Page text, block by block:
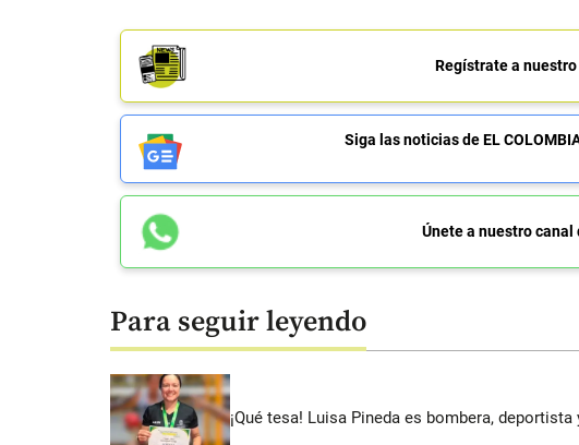
Regístrate a
Siga las noticias de EL
Únete a nuestro canal
Para seguir leyendo
¡Qué tesa! Luisa Pineda es bombera, deportista